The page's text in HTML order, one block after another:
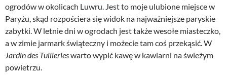
ogrodów w okolicach Luwru. Jest to moje ulubione miejsce w
Paryżu, skąd rozpościera się widok na najważniejsze paryskie
zabytki. W letnie dni w ogrodach jest także wesołe miasteczko,
a w zimie jarmark świąteczny i możecie tam coś przekąsić. W
Jardin des Tuillerieswarto wypić kawę w kawiarni na świeżym
powietrzu.